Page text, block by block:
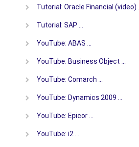
Tutorial: Oracle Financial (video) …
Tutorial: SAP …
YouTube: ABAS …
YouTube: Business Object …
YouTube: Comarch …
YouTube: Dynamics 2009 …
YouTube: Epicor …
YouTube: i2 …